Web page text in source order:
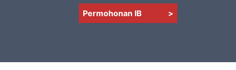
Permohonan IB >